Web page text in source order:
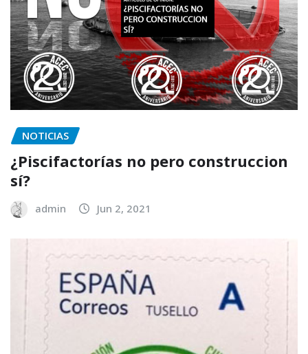
NOTICIAS
¿Piscifactorías no pero construccion
sí?
admin Jun 2, 2021